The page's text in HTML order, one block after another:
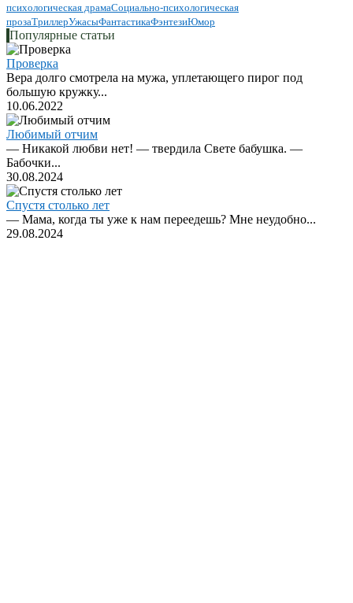
психологическая драмаСоциально-психологическая
прозаТриллерУжасыФантастикаФэнтезиЮмор
Популярные статьи
Проверка
Вера долго смотрела на мужа, уплетающего пирог под
большую кружку...
10.06.2022
Любимый отчим
— Никакой любви нет! — твердила Свете бабушка. —
Бабочки...
30.08.2024
Спустя столько лет
— Мама, когда ты уже к нам переедешь? Мне неудобно...
29.08.2024